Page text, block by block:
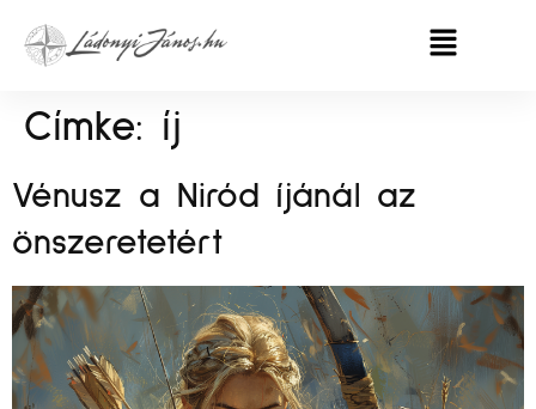
Címke: íj
Vénusz a Niród íjánál az
önszeretetért